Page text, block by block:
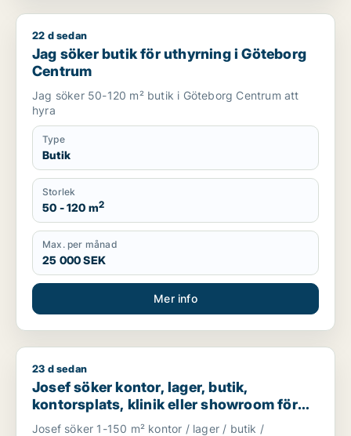
Jag söker butik för uthyrning i Göteborg Centrum
22 d sedan
Jag söker butik för uthyrning i Göteborg
Centrum
Jag söker 50-120 m² butik i Göteborg Centrum att
hyra
Type
Butik
Storlek
50 - 120 m2
Max. per månad
25 000 SEK
Mer info
Josef söker kontor, lager, butik, kontorsplats, klinik eller
23 d sedan
Josef söker kontor, lager, butik,
kontorsplats, klinik eller showroom för
uthyrning i Göteborg
Josef söker 1-150 m² kontor / lager / butik /